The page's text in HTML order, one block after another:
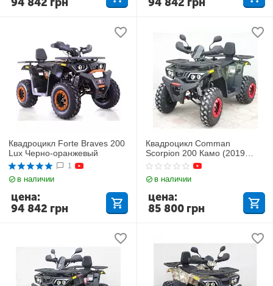
Квадроцикл Forte Braves 200
Lux Черно-оранжевый
1
в наличии
94 842 грн
цена:
Квадроцикл Comman
Scorpion 200 Камо (2019
года)
в наличии
85 800 грн
цена: